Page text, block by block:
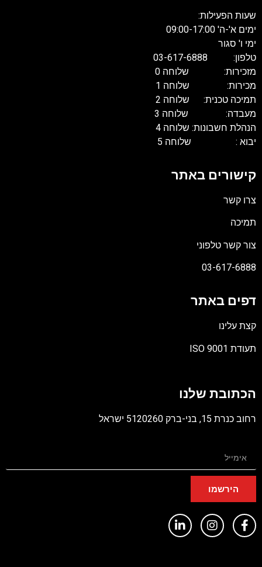
שעות הפעילות:
ימים א'-ה' 09:00-17:00
ימי ו' סגור
טלפון: 03-617-6888
מזכירות: שלוחה 0
מכירות: שלוחה 1
תמיכה טכנית: שלוחה 2
מעבדה: שלוחה 3
הנהלת חשבונות: שלוחה 4
יבוא : שלוחה 5
קישורים באתר
צרו קשר
תמיכה
צור קשר טלפוני
03-617-6888
דפים באתר
קצת עלינו
תעודת ISO 9001
PDF
הכתובת שלנו
רחוב כנרת 15, בני-ברק 5120260 ישראל
הירשמו